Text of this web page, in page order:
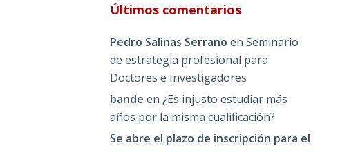
Últimos comentarios
Pedro Salinas Serrano enSeminario
de estrategia profesional para
Doctores e Investigadores
bande en¿Es injusto estudiar más
años por la misma cualificación?
Se abre el plazo de inscripción para el